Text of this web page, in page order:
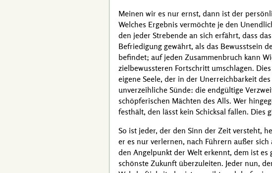
Meinen wir es nur ernst, dann ist der
Welches Ergebnis vermöchte je den
den jeder Strebende an sich erfährt, dass
Befriedigung gewährt, als das Bewusstsein
befindet; auf jeden Zusammenbruch kann
zielbewussteren Fortschritt umschlagen.
eigene Seele, der in der Unerreichbarkeit
unverzeihliche Sünde: die endgültige
schöpferischen Mächten des Alls. Wer
festhält, den lässt kein Schicksal fallen.
So ist jeder, der den Sinn der Zeit versteht,
er es nur verlernen, nach Führern außer
den Angelpunkt der Welt erkennt, dem ist
schönste Zukunft überzuleiten. Jeder nun,